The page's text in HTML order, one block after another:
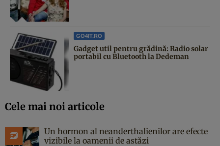
GO4IT.RO
Gadget util pentru grădină: Radio solar
portabil cu Bluetooth la Dedeman
Cele mai noi articole
Un hormon al neanderthalienilor are efecte
vizibile la oamenii de astăzi